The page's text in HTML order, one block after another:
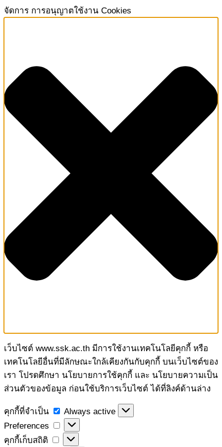
จัดการ การอนุญาตใช้งาน Cookies
เว็บไซต์ www.ssk.ac.th มีการใช้งานเทคโนโลยีคุกกี้ หรือ
เทคโนโลยีอื่นที่มีลักษณะใกล้เคียงกันกับคุกกี้ บนเว็บไซต์ของ
เรา โปรดศึกษา นโยบายการใช้คุกกี้ และ นโยบายความเป็น
ส่วนตัวของข้อมูล ก่อนใช้บริการเว็บไซต์ ได้ที่ลิงค์ด้านล่าง
คุกกี้ที่จำเป็น
คุกกี้
ที่
จำเป็น
Always active
Preferences
Preferences
คุกกี้เก็บสถิติ
คุกกี้